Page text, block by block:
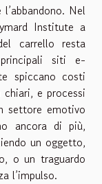
Nel
Institute a
carrello resta
siti e-
spiccano costi
e processi
settore emotivo
ancora di più,
un oggetto,
o un traguardo
l’impulso.